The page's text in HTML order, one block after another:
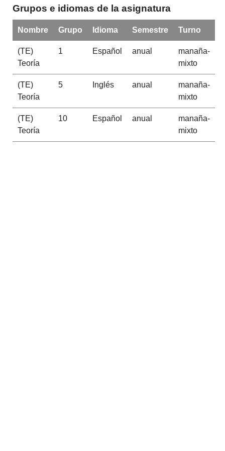
Grupos e idiomas de la asignatura
Nombre Grupo Idioma Semestre Turno
(TE)
Teoría
1 Español anual
manaña-
mixto
(TE)
Teoría
5 Inglés anual
manaña-
mixto
(TE)
Teoría
10 Español anual
manaña-
mixto